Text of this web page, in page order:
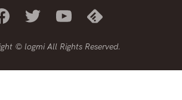
© logmi All Rights Reserved.